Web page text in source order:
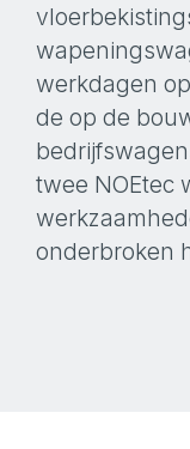
werkdagen
de op de
twee NOEtec
onderbroken